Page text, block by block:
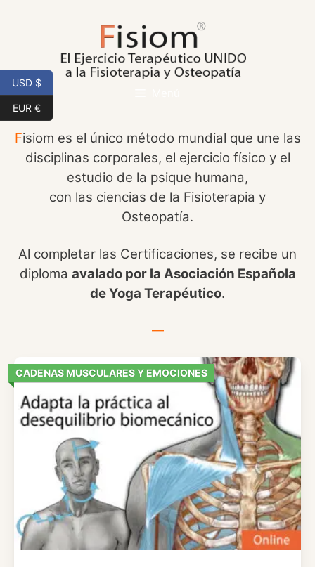
Fisiom es el único método mundial que une las
disciplinas corporales, el ejercicio físico y el
estudio de la psique humana,
con las ciencias de la Fisioterapia y
Osteopatía.
Al completar las Certificaciones, se recibe un
diploma avalado por la Asociación Española
de Yoga Terapéutico.
—
CADENAS MUSCULARES Y EMOCIONES
USD $
EUR €